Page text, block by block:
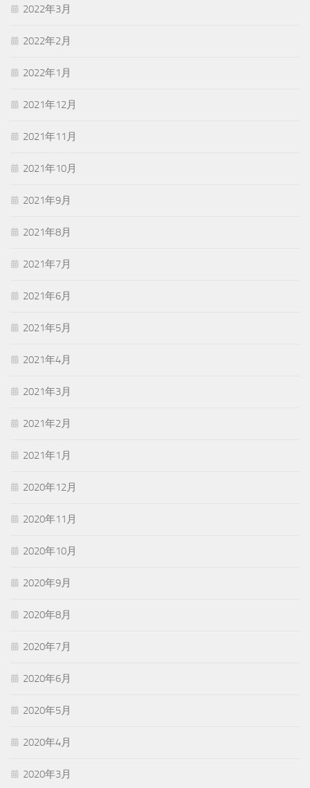
2022年3月
2022年2月
2022年1月
2021年12月
2021年11月
2021年10月
2021年9月
2021年8月
2021年7月
2021年6月
2021年5月
2021年4月
2021年3月
2021年2月
2021年1月
2020年12月
2020年11月
2020年10月
2020年9月
2020年8月
2020年7月
2020年6月
2020年5月
2020年4月
2020年3月